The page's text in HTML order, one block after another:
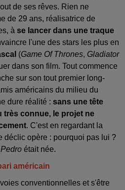
de ses rêves. Rien ne
de 29 ans, réalisatrice de
à se lancer dans une traque
l'une des stars les plus en
(Game Of Thrones, Gladiator
dans son film. Tout commence
sur son tout premier long-
américains du milieu du
dure réalité : sans une tête
très connue, le projet ne
. C'est en regardant la
déclic opère : pourquoi pas lui ?
était née.
américain
conventionnelles et s'être